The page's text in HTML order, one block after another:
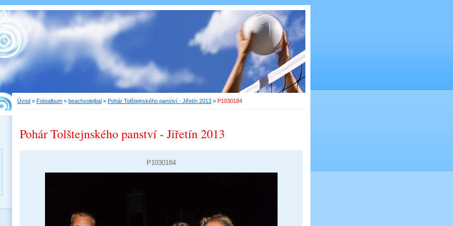
Úvod » Fotoalbum » beachvolejbal » Pohár Tolštejnského panství - Jiřetín 2013 » P1030184
Pohár Tolštejnského panství - Jiřetín 2013
P1030184